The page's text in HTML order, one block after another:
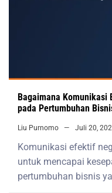
Bagaimana
pada Pertumbuhan
Liu Purnomo Juli 20,
Komunikasi efektif
untuk mencapai
pertumbuhan bisnis